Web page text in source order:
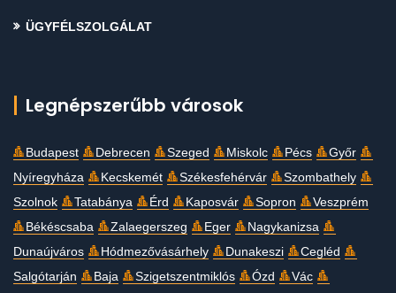
ÜGYFÉLSZOLGÁLAT
Legnépszerűbb városok
Budapest Debrecen Szeged Miskolc Pécs
Győr
Nyíregyháza
Kecskemét Székesfehérvár
Szombathely
Szolnok
Tatabánya Érd Kaposvár Sopron
Veszprém
Békéscsaba
Zalaegerszeg Eger
Nagykanizsa
Dunaújváros
Hódmezővásárhely Dunakeszi
Cegléd
Salgótarján
Baja Szigetszentmiklós Ózd
Vác